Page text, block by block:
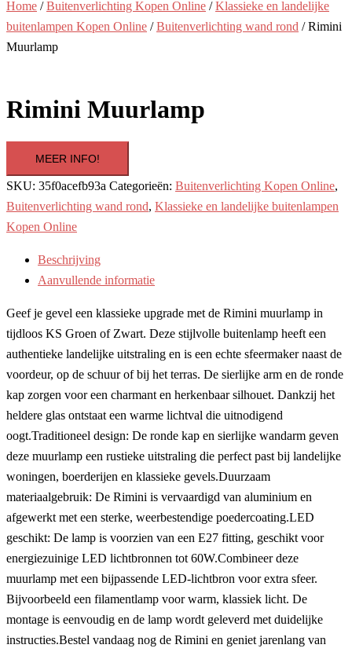
Home /Buitenverlichting Kopen Online /Klassieke en landelijke
buitenlampen Kopen Online /Buitenverlichting wand rond / Rimini
Muurlamp
Rimini Muurlamp
MEER INFO!
SKU: 35f0acefb93a Categorieën: Buitenverlichting Kopen Online,
Buitenverlichting wand rond, Klassieke en landelijke buitenlampen
Kopen Online
Beschrijving
Aanvullende informatie
Geef je gevel een klassieke upgrade met de Rimini muurlamp in
tijdloos KS Groen of Zwart. Deze stijlvolle buitenlamp heeft een
authentieke landelijke uitstraling en is een echte sfeermaker naast de
voordeur, op de schuur of bij het terras. De sierlijke arm en de ronde
kap zorgen voor een charmant en herkenbaar silhouet. Dankzij het
heldere glas ontstaat een warme lichtval die uitnodigend
oogt.Traditioneel design: De ronde kap en sierlijke wandarm geven
deze muurlamp een rustieke uitstraling die perfect past bij landelijke
woningen, boerderijen en klassieke gevels.Duurzaam
materiaalgebruik: De Rimini is vervaardigd van aluminium en
afgewerkt met een sterke, weerbestendige poedercoating.LED
geschikt: De lamp is voorzien van een E27 fitting, geschikt voor
energiezuinige LED lichtbronnen tot 60W.Combineer deze
muurlamp met een bijpassende LED-lichtbron voor extra sfeer.
Bijvoorbeeld een filamentlamp voor warm, klassiek licht. De
montage is eenvoudig en de lamp wordt geleverd met duidelijke
instructies.Bestel vandaag nog de Rimini en geniet jarenlang van